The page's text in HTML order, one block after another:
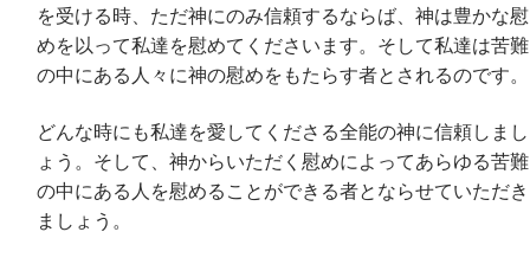
を受ける時、ただ神にのみ信頼するならば、神は豊かな慰
めを以って私達を慰めてくださいます。そして私達は苦難
の中にある人々に神の慰めをもたらす者とされるのです。
どんな時にも私達を愛してくださる全能の神に信頼しまし
ょう。そして、神からいただく慰めによってあらゆる苦難
の中にある人を慰めることができる者とならせていただき
ましょう。